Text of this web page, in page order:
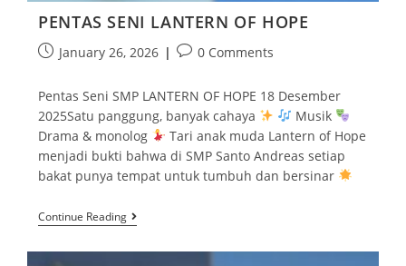
PENTAS SENI LANTERN OF HOPE
January 26, 2026 0 Comments
Pentas Seni SMP LANTERN OF HOPE 18 Desember
2025Satu panggung, banyak cahaya
Musik
Drama & monolog
Tari anak muda Lantern of Hope
menjadi bukti bahwa di SMP Santo Andreas setiap
bakat punya tempat untuk tumbuh dan bersinar
Continue Reading